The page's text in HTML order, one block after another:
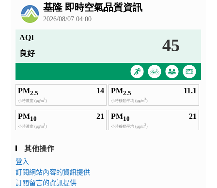
其他操作
登入
訂閱網站內容的資訊提供
訂閱留言的資訊提供